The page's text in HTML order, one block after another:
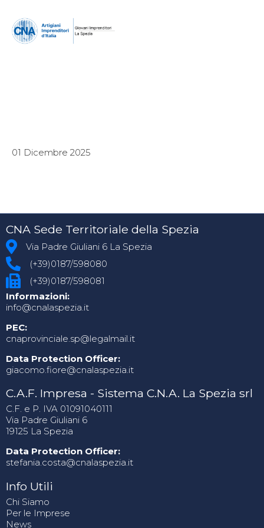
01 Dicembre 2025
CNA Sede Territoriale della Spezia
Via Padre Giuliani 6 La Spezia
(+39)0187/598080
(+39)0187/598081
Informazioni:
info@cnalaspezia.it
PEC:
cnaprovinciale.sp@legalmail.it
Data Protection Officer:
giacomo.fiore@cnalaspezia.it
C.A.F. Impresa - Sistema C.N.A. La Spezia srl
C.F. e P. IVA 01091040111
Via Padre Giuliani 6
19125 La Spezia
Data Protection Officer:
stefania.costa@cnalaspezia.it
Info Utili
Chi Siamo
Per le Imprese
News